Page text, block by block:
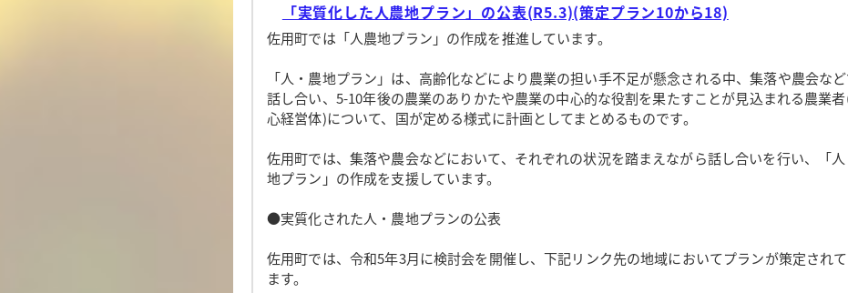
「実質化した人農地プラン」の公表(R5.3)(策定プラン10から18)
佐用町では「人農地プラン」の作成を推進しています。
「人・農地プラン」は、高齢化などにより農業の担い手不足が懸念される中、集落や農会な
話し合い、5-10年後の農業のありかたや農業の中心的な役割を果たすことが見込まれる農業
心経営体)について、国が定める様式に計画としてまとめるものです。
佐用町では、集落や農会などにおいて、それぞれの状況を踏まえながら話し合いを行い、「
地プラン」の作成を支援しています。
●実質化された人・農地プランの公表
佐用町では、令和5年3月に検討会を開催し、下記リンク先の地域においてプランが策定され
ます。